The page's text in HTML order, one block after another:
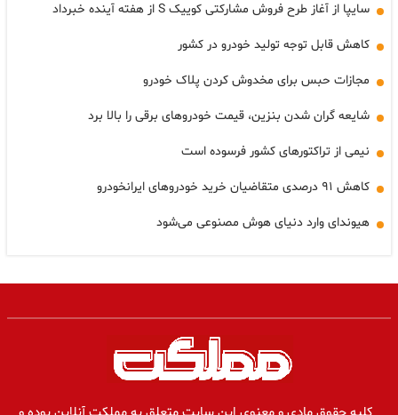
سایپا از آغاز طرح فروش مشارکتی کوییک S از هفته آینده خبرداد
کاهش قابل توجه تولید خودرو در کشور
مجازات حبس برای مخدوش کردن پلاک خودرو
شایعه گران شدن بنزین، قیمت خودروهای برقی را بالا برد
نیمی از تراکتورهای کشور فرسوده است
کاهش ۹۱ درصدی متقاضیان خرید خودروهای ایرانخودرو
هیوندای وارد دنیای هوش مصنوعی می‌شود